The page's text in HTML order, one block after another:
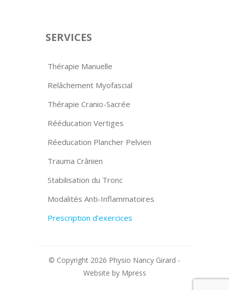
SERVICES
Thérapie Manuelle
Relâchement Myofascial
Thérapie Cranio-Sacrée
Rééducation Vertiges
Réeducation Plancher Pelvien
Trauma Crânien
Stabilisation du Tronc
Modalités Anti-Inflammatoires
Prescription d’exercices
© Copyright 2026 Physio Nancy Girard -
Website by Mpress